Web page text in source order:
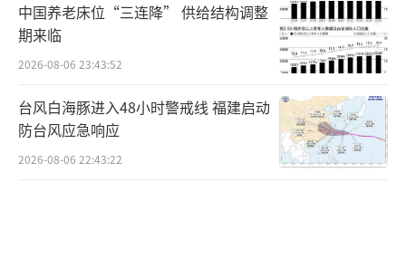
中国养老床位“三连降” 供给结构调整
期来临
2026-08-06 23:43:52
台风白海豚进入48小时警戒线 福建启动
防台风应急响应
2026-08-06 22:43:22